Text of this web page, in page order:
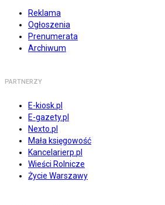
Reklama
Ogłoszenia
Prenumerata
Archiwum
PARTNERZY
E-kiosk.pl
E-gazety.pl
Nexto.pl
Mała księgowość
Kancelarierp.pl
Wieści Rolnicze
Życie Warszawy